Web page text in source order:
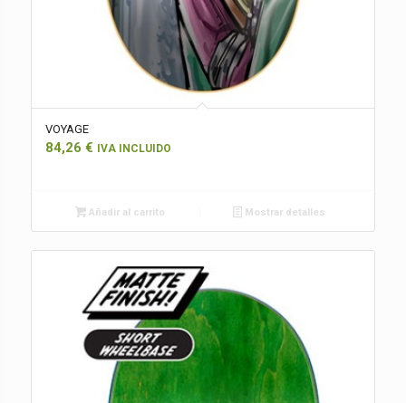
VOYAGE
84,26 € IVA INCLUIDO
Añadir al carrito Mostrar detalles